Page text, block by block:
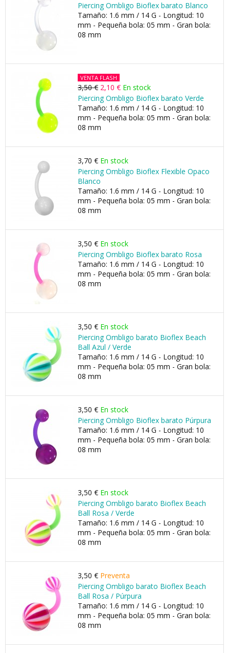
Piercing Ombligo Bioflex barato Blanco
Tamaño: 1.6 mm / 14 G - Longitud: 10
mm - Pequeña bola: 05 mm - Gran bola:
08 mm
VENTA FLASH
3,50 € 2,10 € En stock
Piercing Ombligo Bioflex barato Verde
Tamaño: 1.6 mm / 14 G - Longitud: 10
mm - Pequeña bola: 05 mm - Gran bola:
08 mm
3,70 € En stock
Piercing Ombligo Bioflex Flexible Opaco
Blanco
Tamaño: 1.6 mm / 14 G - Longitud: 10
mm - Pequeña bola: 05 mm - Gran bola:
08 mm
3,50 € En stock
Piercing Ombligo Bioflex barato Rosa
Tamaño: 1.6 mm / 14 G - Longitud: 10
mm - Pequeña bola: 05 mm - Gran bola:
08 mm
3,50 € En stock
Piercing Ombligo barato Bioflex Beach
Ball Azul / Verde
Tamaño: 1.6 mm / 14 G - Longitud: 10
mm - Pequeña bola: 05 mm - Gran bola:
08 mm
3,50 € En stock
Piercing Ombligo Bioflex barato Púrpura
Tamaño: 1.6 mm / 14 G - Longitud: 10
mm - Pequeña bola: 05 mm - Gran bola:
08 mm
3,50 € En stock
Piercing Ombligo barato Bioflex Beach
Ball Rosa / Verde
Tamaño: 1.6 mm / 14 G - Longitud: 10
mm - Pequeña bola: 05 mm - Gran bola:
08 mm
3,50 € Preventa
Piercing Ombligo barato Bioflex Beach
Ball Rosa / Púrpura
Tamaño: 1.6 mm / 14 G - Longitud: 10
mm - Pequeña bola: 05 mm - Gran bola:
08 mm